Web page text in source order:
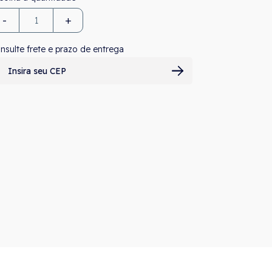
- +
frete e prazo de entrega